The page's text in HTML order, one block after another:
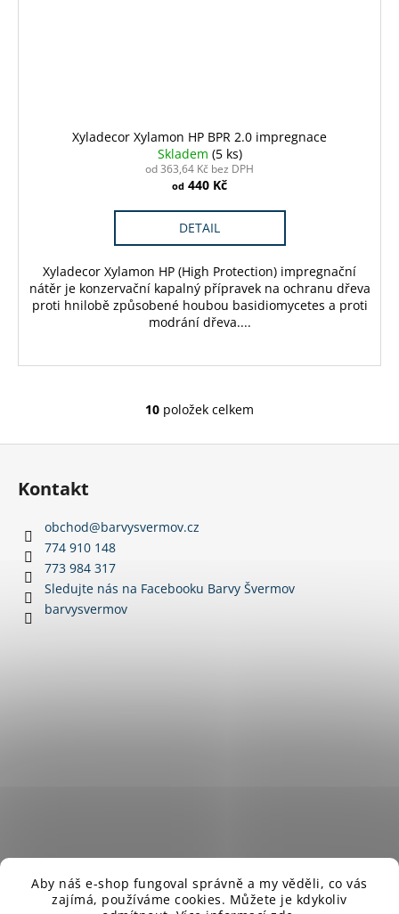
Aby náš e-shop fungoval správně a my věděli, co vás
zajímá, používáme cookies. Můžete je kdykoliv
Xyladecor Xylamon HP BPR 2.0 impregnace
Skladem (5 ks)
od 363,64 Kč bez DPH
od 440 Kč
DETAIL
Xyladecor Xylamon HP (High Protection) impregnační
nátěr je konzervační kapalný přípravek na ochranu dřeva
proti hnilobě způsobené houbou basidiomycetes a proti
modrání dřeva....
O
c
r
10 položek celkem
Z
Kontakt
obchod@barvysvermov.cz
774 910 148
773 984 317
Sledujte nás na Facebooku Barvy Švermov
barvysvermov